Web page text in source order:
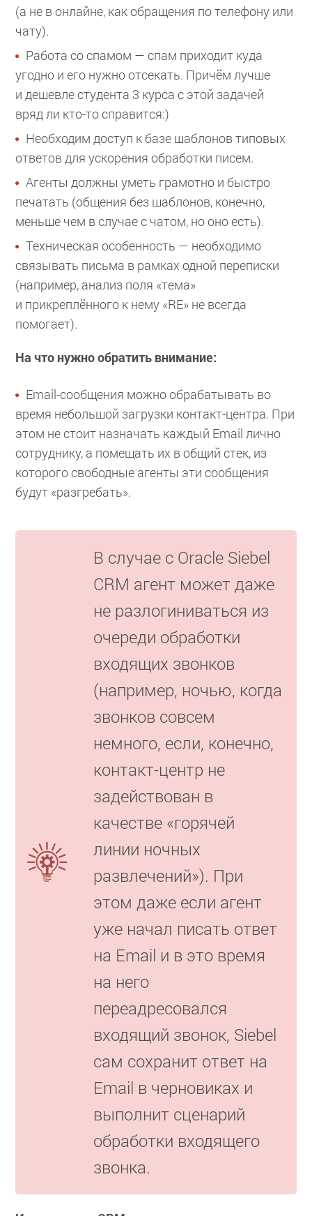
(а не в онлайне, как обращения по телефону или
чату).
Работа со спамом — спам приходит куда
угодно и его нужно отсекать. Причём лучше
и дешевле студента 3 курса с этой задачей
вряд ли кто-то справится:)
Необходим доступ к базе шаблонов типовых
ответов для ускорения обработки писем.
Агенты должны уметь грамотно и быстро
печатать (общения без шаблонов, конечно,
меньше чем в случае с чатом, но оно есть).
Техническая особенность — необходимо
связывать письма в рамках одной переписки
(например, анализ поля «тема»
и прикреплённого к нему «RE» не всегда
помогает).
На что нужно обратить внимание:
Email-сообщения можно обрабатывать во
время небольшой загрузки контакт-центра. При
этом не стоит назначать каждый Email лично
сотруднику, а помещать их в общий стек, из
которого свободные агенты эти сообщения
будут «разгребать».
В случае с Oracle Siebel
CRM агент может даже
не разлогиниваться из
очереди обработки
входящих звонков
(например, ночью, когда
звонков совсем
немного, если, конечно,
контакт-центр не
задействован в
качестве «горячей
линии ночных
развлечений»). При
этом даже если агент
уже начал писать ответ
на Email и в это время
на него
переадресовался
входящий звонок, Siebel
сам сохранит ответ на
Email в черновиках и
выполнит сценарий
обработки входящего
звонка.